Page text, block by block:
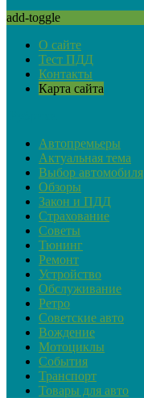
add-toggle
О сайте
Тест ПДД
Контакты
Карта сайта
Автопремьеры
Актуальная тема
Выбор автомобиля
Обзоры
Закон и ПДД
Страхование
Советы
Тюнинг
Ремонт
Устройство
Обслуживание
Ретро
Советские авто
Вождение
Мотоциклы
События
Транспорт
Товары для авто